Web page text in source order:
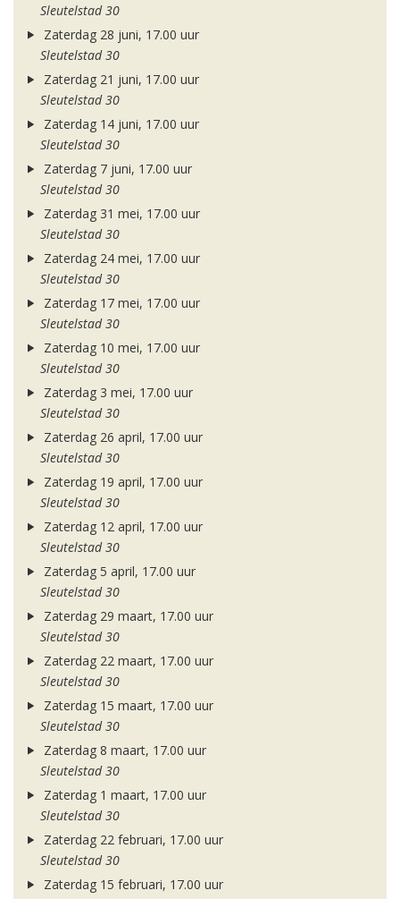
Sleutelstad 30
Zaterdag 28 juni, 17.00 uur
Sleutelstad 30
Zaterdag 21 juni, 17.00 uur
Sleutelstad 30
Zaterdag 14 juni, 17.00 uur
Sleutelstad 30
Zaterdag 7 juni, 17.00 uur
Sleutelstad 30
Zaterdag 31 mei, 17.00 uur
Sleutelstad 30
Zaterdag 24 mei, 17.00 uur
Sleutelstad 30
Zaterdag 17 mei, 17.00 uur
Sleutelstad 30
Zaterdag 10 mei, 17.00 uur
Sleutelstad 30
Zaterdag 3 mei, 17.00 uur
Sleutelstad 30
Zaterdag 26 april, 17.00 uur
Sleutelstad 30
Zaterdag 19 april, 17.00 uur
Sleutelstad 30
Zaterdag 12 april, 17.00 uur
Sleutelstad 30
Zaterdag 5 april, 17.00 uur
Sleutelstad 30
Zaterdag 29 maart, 17.00 uur
Sleutelstad 30
Zaterdag 22 maart, 17.00 uur
Sleutelstad 30
Zaterdag 15 maart, 17.00 uur
Sleutelstad 30
Zaterdag 8 maart, 17.00 uur
Sleutelstad 30
Zaterdag 1 maart, 17.00 uur
Sleutelstad 30
Zaterdag 22 februari, 17.00 uur
Sleutelstad 30
Zaterdag 15 februari, 17.00 uur